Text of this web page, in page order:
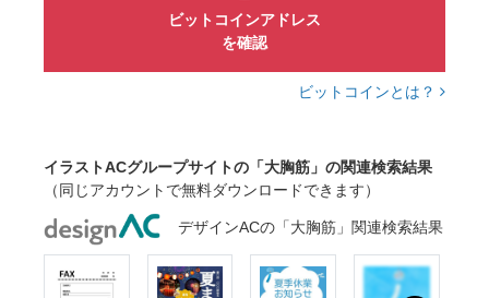
ビットコインアドレス
を確認
ビットコインとは？
イラストACグループサイトの「大胸筋」の関連検索結果
（同じアカウントで無料ダウンロードできます）
デザインACの「大胸筋」関連検索結果